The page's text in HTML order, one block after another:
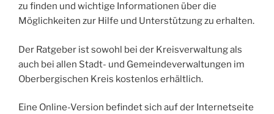
zu finden und wichtige Informationen über die
Möglichkeiten zur Hilfe und Unterstützung zu erhalten.
Der Ratgeber ist sowohl bei der Kreisverwaltung als
auch bei allen Stadt- und Gemeindeverwaltungen im
Oberbergischen Kreis kostenlos erhältlich.
Eine Online-Version befindet sich auf der Internetseite